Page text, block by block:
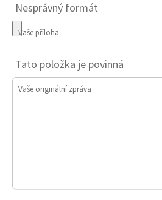
Nesprávný formát
Vaše příloha
Tato položka je povinná
Vaše originální zpráva